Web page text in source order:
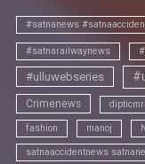
#satnanews
#satnarailwaynews
#ulluwebseries
Crimenews
fashion manoj
satnaaccidentnews